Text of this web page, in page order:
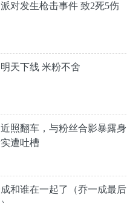
对发生枪击事件 致2死5伤
天下线 米粉不舍
照翻车，与粉丝合影暴露身
遭吐槽
和谁在一起了（乔一成最后